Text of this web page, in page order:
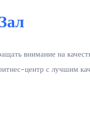
внимание на
центр с лучшим